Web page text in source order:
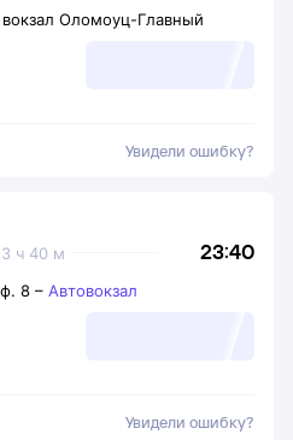
Оломоуц-Главный
Увидели ошибку?
23:40
3 ч 40 м
8 – Автовокзал
Увидели ошибку?